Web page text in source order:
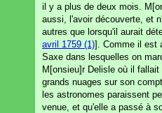
il y a plus de deux mois.
aussi, l'avoir découverte, et
autres que lorsqu'il aurait
avril 1759 (1)]. Comme il est
Saxe dans lesquelles on
M[onsieu]r Delisle où il
grands nuages sur son
les astronomes paraissent
venue, et qu'elle a passé à